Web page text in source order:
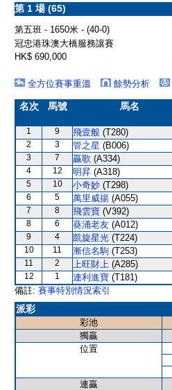
第 1 場 (65)
第五班 - 1650米 - (40-0)
冠忠港珠澳大橋服務讓賽
HK$ 690,000
全方位賽事重溫
餘勢分析
名次 馬號 馬名
1 9 飛壹般 (T280)
2
3 管之星 (B006)
3
7 贏歌 (A334)
4
12 明昇 (A318)
5
10 小奇妙 (T298)
6
5 萬里威揚 (A055)
7
8 飛雲寶 (V392)
8
6 葵涌老友 (A012)
9
4 凱旋星光 (T224)
10
11 漸信名駒 (T253)
11
2 上旺財上 (A285)
12
1 連利進寶 (T181)
備註: 賽事特別情況索引
派彩
彩池
獨贏
位置
連贏